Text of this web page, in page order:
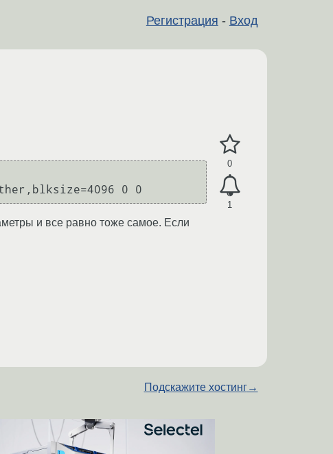
Регистрация - Вход
0
1
0 0
и все равно тоже самое. Если
Подскажите хостинг→